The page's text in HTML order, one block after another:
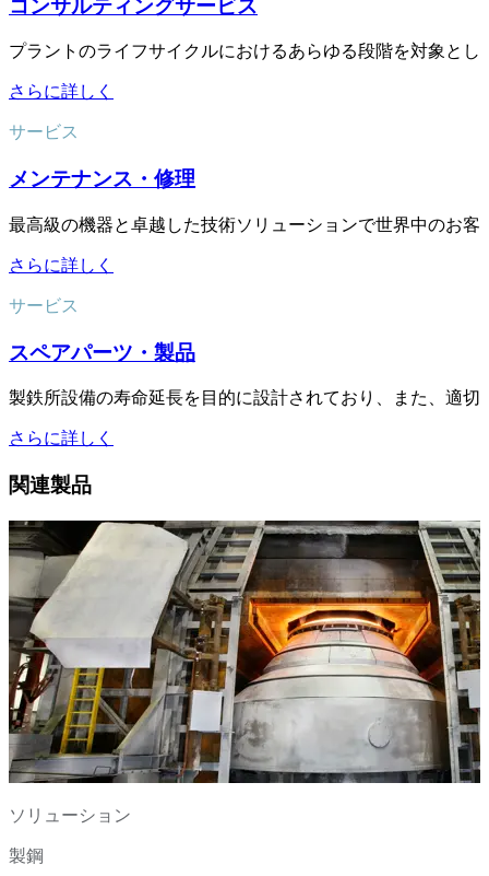
コンサルティングサービス
プラントのライフサイクルにおけるあらゆる段階を対象と
さらに詳しく
サービス
メンテナンス・修理
最高級の機器と卓越した技術ソリューションで世界中のお客
さらに詳しく
サービス
スペアパーツ・製品
製鉄所設備の寿命延長を目的に設計されており、また、適
さらに詳しく
関連製品
ソリューション
製鋼